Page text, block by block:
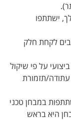
ישתתפו
לקחת חלק
על פי שיקול
תזמורת
במבחן טכני
היא בראש